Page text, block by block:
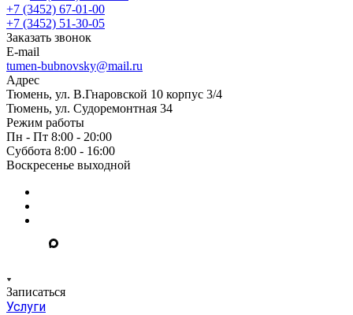
+7 (3452) 67-01-00
+7 (3452) 51-30-05
Заказать звонок
E-mail
tumen-bubnovsky@mail.ru
Адрес
Тюмень, ул. В.Гнаровской 10 корпус 3/4
Тюмень, ул. Судоремонтная 34
Режим работы
Пн - Пт 8:00 - 20:00
Суббота 8:00 - 16:00
Воскресенье выходной
Записаться
Услуги